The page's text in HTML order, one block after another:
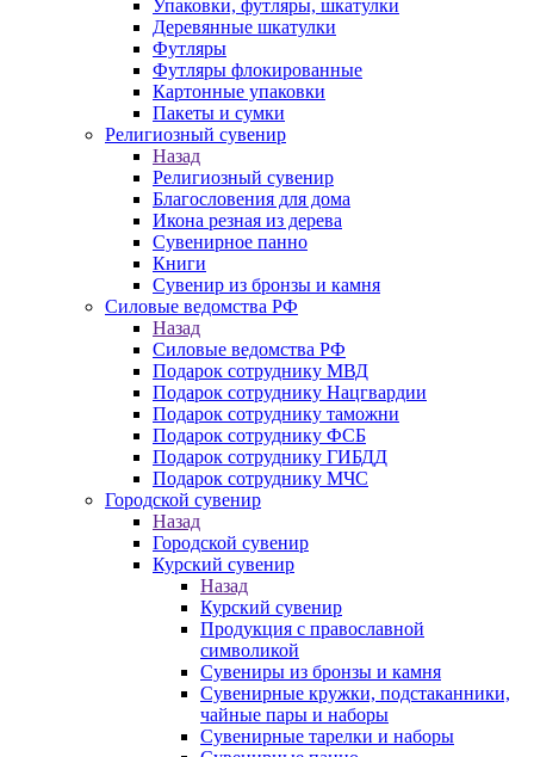
Упаковки, футляры, шкатулки
Деревянные шкатулки
Футляры
Футляры флокированные
Картонные упаковки
Пакеты и сумки
Религиозный сувенир
Назад
Религиозный сувенир
Благословения для дома
Икона резная из дерева
Сувенирное панно
Книги
Сувенир из бронзы и камня
Силовые ведомства РФ
Назад
Силовые ведомства РФ
Подарок сотруднику МВД
Подарок сотруднику Нацгвардии
Подарок сотруднику таможни
Подарок сотруднику ФСБ
Подарок сотруднику ГИБДД
Подарок сотруднику МЧС
Городской сувенир
Назад
Городской сувенир
Курский сувенир
Назад
Курский сувенир
Продукция с православной
символикой
Сувениры из бронзы и камня
Сувенирные кружки, подстаканники,
чайные пары и наборы
Сувенирные тарелки и наборы